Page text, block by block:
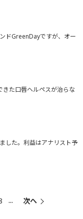
ドGreenDayですが、オー
た口唇ヘルペスが治らな
した。利益はアナリスト予
... 次へ